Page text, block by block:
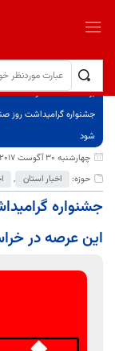
برگ نخست
نوشته‌ها
جشنواره گرامیداشت روز
شود
چهارشنبه 30 آگوست 2017
حوزه:
اخبار استان ,
جشنواره
این عرصه در